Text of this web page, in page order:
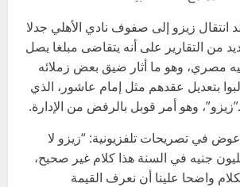
انتقال زيزو إلى صفوف نادي الأهلي جدلا
من التقارير على أنه يتقاضى مبلغا يصل
جنيه مصري، وهو ما أثار ضيق بعض زملائه
بتعديل عقدهم مثل إمام عاشور، الذي
وهو أمر قوبل بالرفض من الإدارة.
في تصريحات تلفزيونية: “زيزو لا
على 100 مليون جنيه في السنة هذا كلام غير صحيح،
واضحا علينا أن نعرف القيمة